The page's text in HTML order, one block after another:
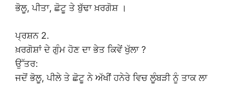
ਭੋਲੂ, ਪੀਤਾ, ਛੋਟੂ ਤੇ ਬੁੱਢਾ ਖ਼ਰਗੋਸ਼ ।
ਪ੍ਰਸ਼ਨ 2.
ਖ਼ਰਗੋਸ਼ਾਂ ਦੇ ਗੁੰਮ ਹੋਣ ਦਾ ਭੇਤ ਕਿਵੇਂ ਖੁੱਲਾ ?
ਉੱਤਰ:
ਜਦੋਂ ਭੋਲੂ, ਪੀਲੇ ਤੇ ਛੋਟੂ ਨੇ ਅੱਖੀਂ ਹਨੇਰੇ ਵਿਚ ਲੂੰਬੜੀ ਨੂੰ ਤਾਕ ਲਾ